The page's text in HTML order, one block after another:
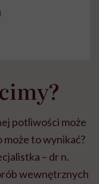
potliwości może
może to wynikać?
– dr n.
wewnętrznych